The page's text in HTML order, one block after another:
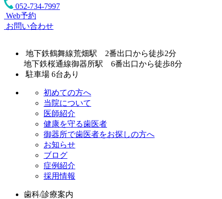
052-734-7997
Web予約
お問い合わせ
地下鉄鶴舞線荒畑駅 2番出口から徒歩2分
地下鉄桜通線御器所駅 6番出口から徒歩8分
駐車場 6台あり
初めての方へ
当院について
医師紹介
健康を守る歯医者
御器所で歯医者をお探しの方へ
お知らせ
ブログ
症例紹介
採用情報
歯科/診療案内